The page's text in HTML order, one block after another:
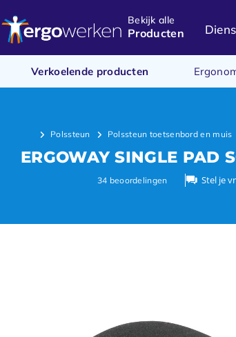
Bekijk alle
Producten
Verkoelende producten
Polssteun Polssteun toetsenbord en muis
ERGOWAY SINGLE PAD
34 beoordelingen Stel je